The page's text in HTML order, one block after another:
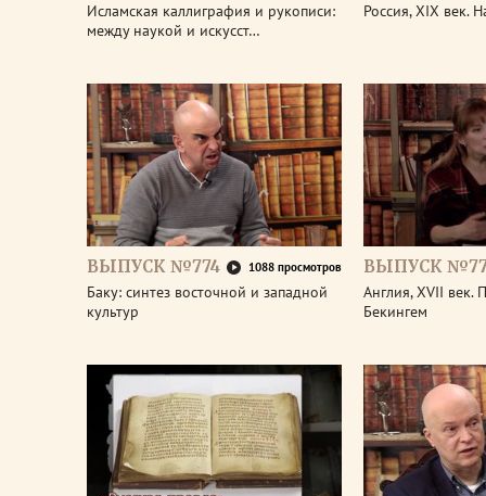
Исламская каллиграфия и рукописи:
между наукой и искусст…
Россия, XIX век.
ВЫПУСК №774 1088 просмотров
Баку: синтез восточной и западной
культур
ВЫПУСК
Англия, XVII век.
Бекингем